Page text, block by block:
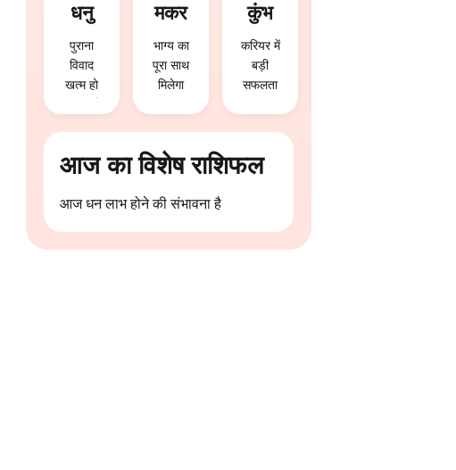
धनु
पुराना
विवाद
खत्म हो
मकर
भाग्य का
पूरा साथ
मिलेगा
कुंभ
करियर में
बड़ी
सफलता
आज का विशेष राशिफल
आज धन लाभ होने की संभावना है